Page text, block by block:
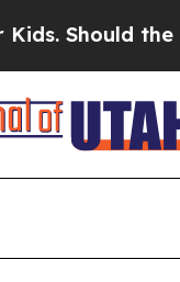
the US? The